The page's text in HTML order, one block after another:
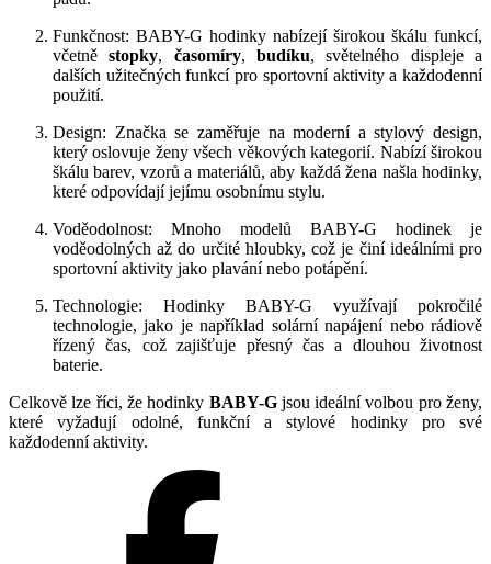
Funkčnost: BABY-G hodinky nabízejí širokou škálu funkcí,
včetněstopky, časomíry,budíku, světelného displeje a
dalších užitečných funkcí pro sportovní aktivity a každodenní
použití.
Design: Značka se zaměřuje na moderní a stylový design,
který oslovuje ženy všech věkových kategorií. Nabízí širokou
škálu barev, vzorů a materiálů, aby každá žena našla hodinky,
které odpovídají jejímu osobnímu stylu.
Voděodolnost: Mnoho modelů BABY-G hodinek je
voděodolných až do určité hloubky, což je činí ideálními pro
sportovní aktivity jako plavání nebo potápění.
Technologie: Hodinky BABY-G využívají pokročilé
technologie, jako je například solární napájení nebo rádiově
řízený čas, což zajišťuje přesný čas a dlouhou životnost
baterie.
Celkově lze říci, že hodinky BABY-Gjsou ideální volbou pro ženy,
které vyžadují odolné, funkční a stylové hodinky pro své
každodenní aktivity.